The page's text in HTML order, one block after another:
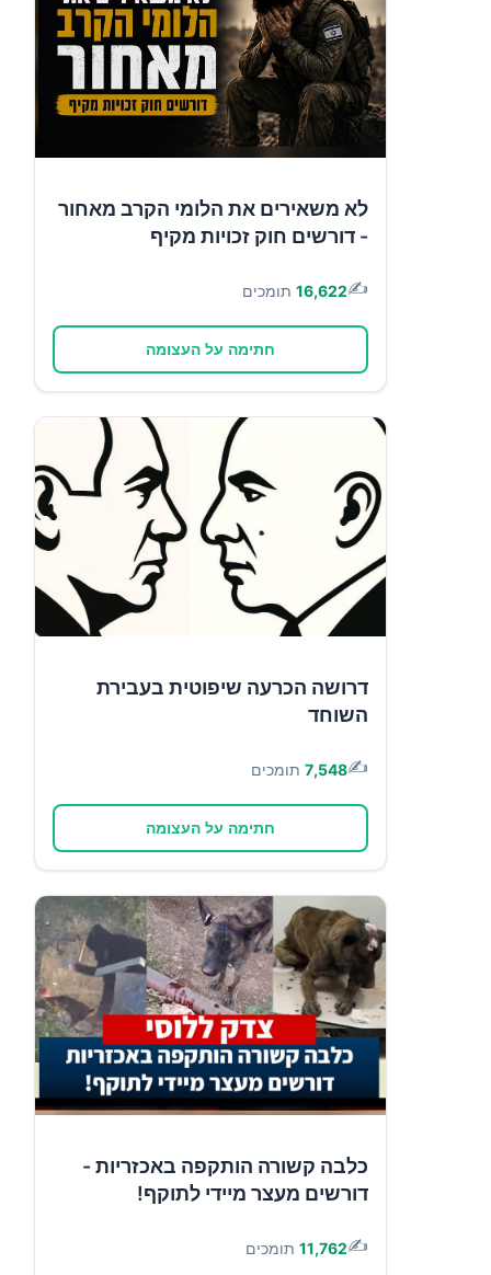
לא משאירים את הלומי הקרב מאחור
- דורשים חוק זכויות מקיף
✍️
16,622 תומכים
חתימה על העצומה
דרושה הכרעה שיפוטית בעבירת
השוחד
✍️
7,548 תומכים
חתימה על העצומה
כלבה קשורה הותקפה באכזריות -
דורשים מעצר מיידי לתוקף!
✍️
11,762 תומכים